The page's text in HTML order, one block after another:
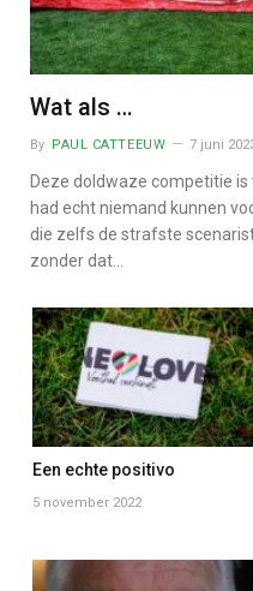
Wat als …
By PAUL CATTEEUW 7 juni
Deze doldwaze competitie is
had echt niemand kunnen
die zelfs de strafste
zonder dat…
Een echte positivo
5 november 2022